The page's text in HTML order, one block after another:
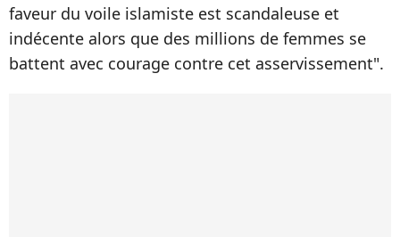
faveur du voile islamiste est scandaleuse et
indécente alors que des millions de femmes se
battent avec courage contre cet asservissement".